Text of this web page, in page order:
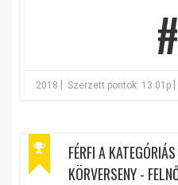
2018 Szerzett pontok: 13.01p
FÉRFI A
KÖRVERSENY -